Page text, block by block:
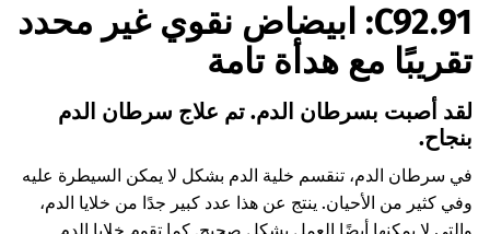
C92.91: ابيضاض نقوي غير محدد
تقريبًا مع هدأة تامة
لقد أصبت بسرطان الدم. تم علاج سرطان الدم
بنجاح.
في سرطان الدم، تنقسم خلية الدم بشكل لا يمكن السيطرة عليه
وفي كثير من الأحيان. ينتج عن هذا عدد كبير جدًا من خلايا الدم،